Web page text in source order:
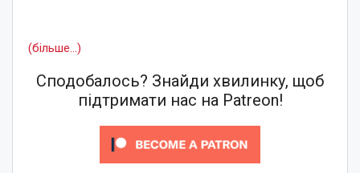
(більше…)
Сподобалось? Знайди хвилинку, щоб
підтримати нас на Patreon!